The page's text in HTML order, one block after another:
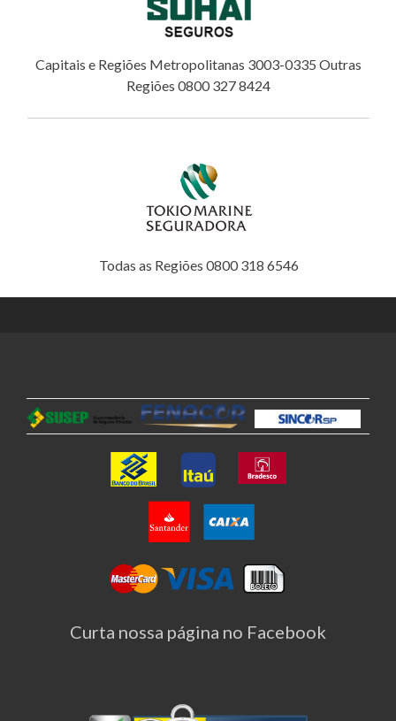
Capitais e Regiões Metropolitanas 3003-0335 Outras
Regiões 0800 327 8424
Todas as Regiões 0800 318 6546
Curta nossa página no Facebook